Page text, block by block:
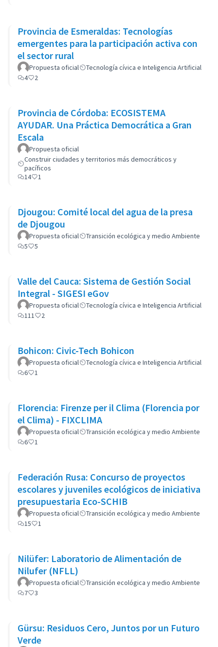
Provincia de Esmeraldas: Tecnologías
emergentes para la participación activa con
el sector rural
Propuesta oficial
Tecnología cívica e Inteligencia Artificial
4
2
Provincia de Córdoba: ECOSISTEMA
AYUDAR. Una Práctica Democrática a Gran
Escala
Propuesta oficial
Construir ciudades y territorios más democráticos y
pacíficos
14
1
Djougou: Comité local del agua de la presa
de Djougou
Propuesta oficial
Transición ecológica y medio Ambiente
5
5
Valle del Cauca: Sistema de Gestión Social
Integral - SIGESI eGov
Propuesta oficial
Tecnología cívica e Inteligencia Artificial
111
2
Bohicon: Civic-Tech Bohicon
Propuesta oficial
Tecnología cívica e Inteligencia Artificial
6
1
Florencia: Firenze per il Clima (Florencia por
el Clima) - FIXCLIMA
Propuesta oficial
Transición ecológica y medio Ambiente
6
1
Federación Rusa: Concurso de proyectos
escolares y juveniles ecológicos de iniciativa
presupuestaria Eco-SCHIB
Propuesta oficial
Transición ecológica y medio Ambiente
15
1
Nilüfer: Laboratorio de Alimentación de
Nilufer (NFLL)
Propuesta oficial
Transición ecológica y medio Ambiente
7
3
Gürsu: Residuos Cero, Juntos por un Futuro
Verde